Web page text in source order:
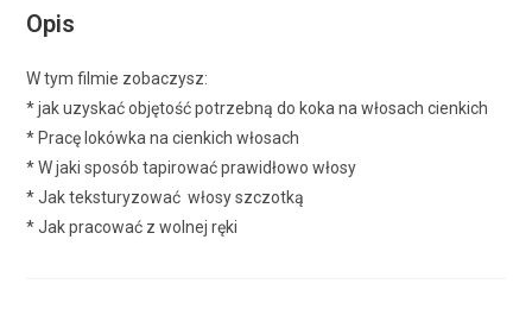
Opis
W tym filmie zobaczysz:
* jak uzyskać objętość potrzebną do koka na włosach cienkich
* Pracę lokówka na cienkich włosach
* W jaki sposób tapirować prawidłowo włosy
* Jak teksturyzować włosy szczotką
* Jak pracować z wolnej ręki